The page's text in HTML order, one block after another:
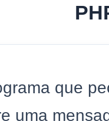
que
uma